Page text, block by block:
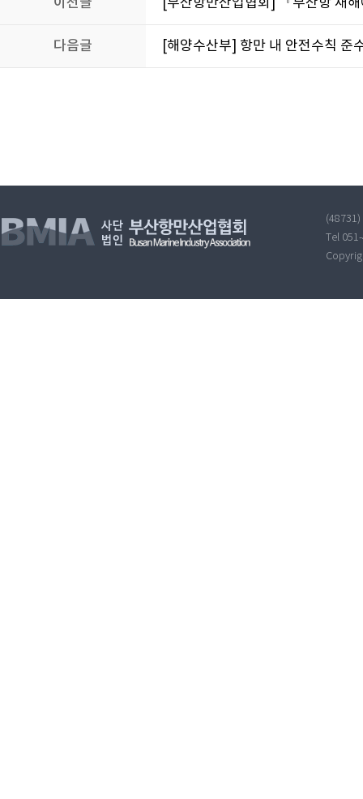
이전글 [부산항만산업협회] 『부산항 재
다음글 [해양수산부] 항만 내 안전수칙 준
(48731)
Tel